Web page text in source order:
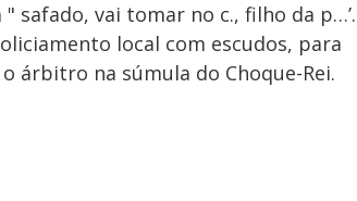
vai tomar no c., filho da p…’.
local com escudos, para
árbitro na súmula do Choque-Rei.